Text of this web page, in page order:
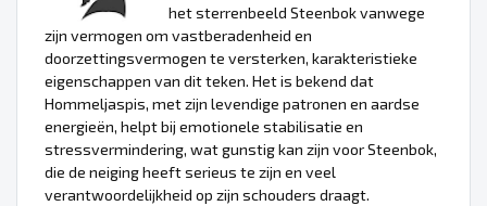
het sterrenbeeld Steenbok vanwege
zijn vermogen om vastberadenheid en
doorzettingsvermogen te versterken, karakteristieke
eigenschappen van dit teken. Het is bekend dat
Hommeljaspis, met zijn levendige patronen en aardse
energieën, helpt bij emotionele stabilisatie en
stressvermindering, wat gunstig kan zijn voor Steenbok,
die de neiging heeft serieus te zijn en veel
verantwoordelijkheid op zijn schouders draagt.